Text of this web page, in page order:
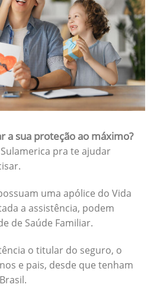
a sua proteção ao máximo?
pra te ajudar
uma apólice do Vida
a assistência, podem
de Saúde Familiar.
o titular do seguro, o
e pais, desde que tenham